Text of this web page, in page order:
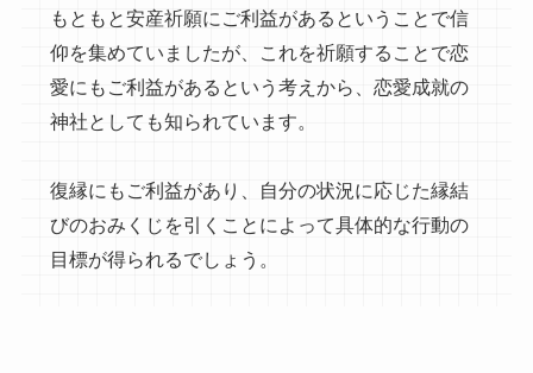
もともと安産祈願にご利益があるということで信
仰を集めていましたが、これを祈願することで恋
愛にもご利益があるという考えから、恋愛成就の
神社としても知られています。
復縁にもご利益があり、自分の状況に応じた縁結
びのおみくじを引くことによって具体的な行動の
目標が得られるでしょう。